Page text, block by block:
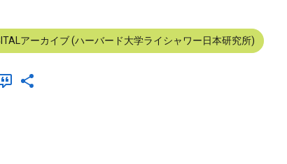
アーカイブ (ハーバード大学ライシャワー日本研究所)